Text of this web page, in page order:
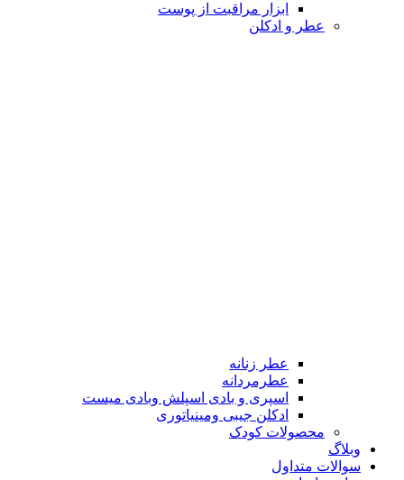
ابزار مراقبت از پوست
عطر و ادکلن
عطر زنانه
عطرمردانه
اسپری و بادی اسپلش وبادی میست
ادکلن جیبی ومینیاتوری
محصولات کودک
وبلاگ
سوالات متداول